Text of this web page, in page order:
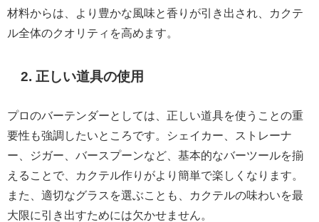
材料からは、より豊かな風味と香りが引き出され、カクテ
ル全体のクオリティを高めます。
2. 正しい道具の使用
プロのバーテンダーとしては、正しい道具を使うことの重
要性も強調したいところです。シェイカー、ストレーナ
ー、ジガー、バースプーンなど、基本的なバーツールを揃
えることで、カクテル作りがより簡単で楽しくなります。
また、適切なグラスを選ぶことも、カクテルの味わいを最
大限に引き出すためには欠かせません。